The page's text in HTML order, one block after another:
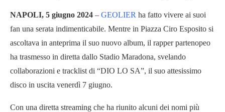
NAPOLI, 5 giugno 2024 – GEOLIER ha fatto vivere ai suoi
fan una serata indimenticabile. Mentre in Piazza Ciro Esposito si
ascoltava in anteprima il suo nuovo album, il rapper partenopeo
ha trasmesso in diretta dallo Stadio Maradona, svelando
collaborazioni e tracklist di “DIO LO SA”, il suo attesissimo
disco in uscita venerdì 7 giugno.
Con una diretta streaming che ha riunito alcuni dei nomi più